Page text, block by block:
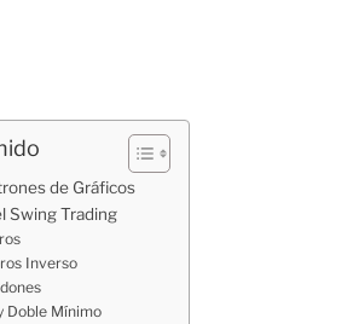
de Gráficos
Swing Trading
Inverso
Doble Mínimo